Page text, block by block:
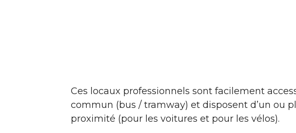
Ces locaux professionnels sont facilement
commun (bus / tramway) et disposent d’un ou
proximité (pour les voitures et pour les vélos).